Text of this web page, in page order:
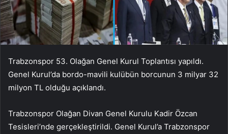
Trabzonspor 53. Olağan Genel Kurul Toplantısı yapıldı.
Genel Kurul’da bordo-mavili kulübün borcunun 3 milyar 32
milyon TL olduğu açıklandı.
Trabzonspor Olağan Divan Genel Kurulu Kadir Özcan
Tesisleri’nde gerçekleştirildi. Genel Kurul’a Trabzonspor